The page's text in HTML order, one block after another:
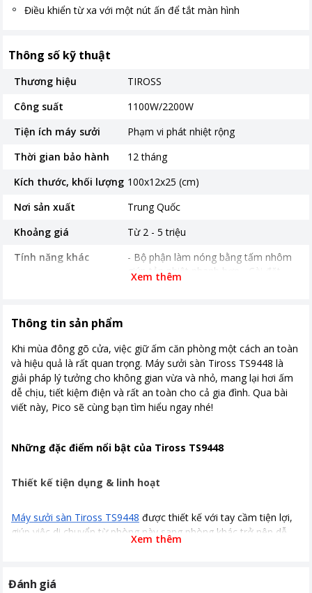
Điều khiển từ xa với một nút ấn để tắt màn hình
Thông số kỹ thuật
Thương hiệu
TIROSS
Công suất
1100W/2200W
Tiện ích máy sưởi
Phạm vi phát nhiệt rộng
Thời gian bảo hành
12 tháng
Kích thước, khối lượng 100x12x25 (cm)
Nơi sản xuất
Trung Quốc
Khoảng giá
Từ 2 - 5 triệu
Tính năng khác
- Bộ phận làm nóng bằng tấm nhôm
giúp tản nhiệt nhanh hơn - Cài đặt
khởi động mặc định là 35°C và phạm
IP24 - Cửa gió có thể đóng-mở che
bụi, tắt máy tự động đóng lại - Chức
năng bảo vệ quá nhiệt - Chức năng
hẹn giờ 24 giờ - Có điều khiển từ xa -
Thiết kế khóa trẻ em, an toàn hơn -
Thiết kế công tắc chống lật - Điều
Xem thêm
Thông tin sản phẩm
Khi mùa đông gõ cửa, việc giữ ấm căn phòng một cách an toàn
và hiệu quả là rất quan trọng. Máy sưởi sàn Tiross TS9448 là
giải pháp lý tưởng cho không gian vừa và nhỏ, mang lại hơi ấm
dễ chịu, tiết kiệm điện và rất an toàn cho cả gia đình. Qua bài
viết này, Pico sẽ cùng bạn tìm hiểu ngay nhé!
Những đặc điểm nổi bật của Tiross TS9448
Thiết kế tiện dụng & linh hoạt
Máy sưởi sàn Tiross TS9448 được thiết kế với tay cầm tiện lợi,
giúp việc di chuyển từ phòng này sang phòng khác trở nên dễ
dàng mà không tốn nhiều sức.
rung lắc khi máy vận hành. Bên cạnh đó, cửa gió có thể đóng
Xem thêm
Đánh giá